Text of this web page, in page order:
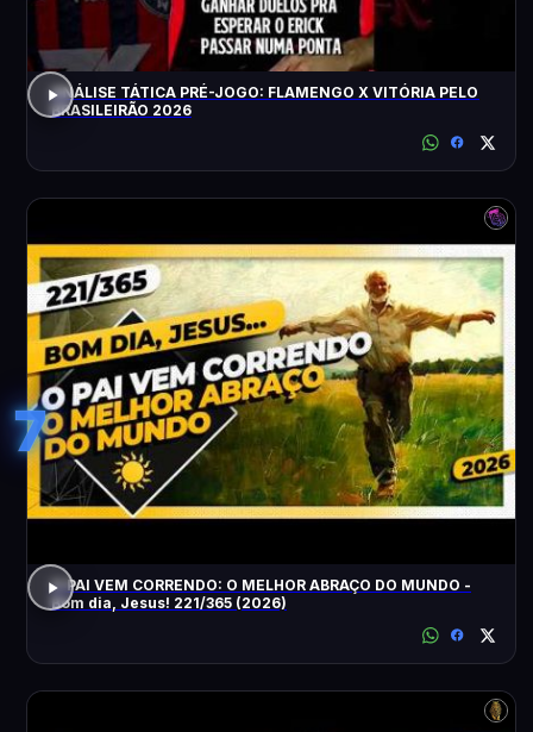
ANÁLISE TÁTICA PRÉ-JOGO: FLAMENGO X VITÓRIA PELO
BRASILEIRÃO 2026
7
O PAI VEM CORRENDO: O MELHOR ABRAÇO DO MUNDO -
Bom dia, Jesus! 221/365 (2026)